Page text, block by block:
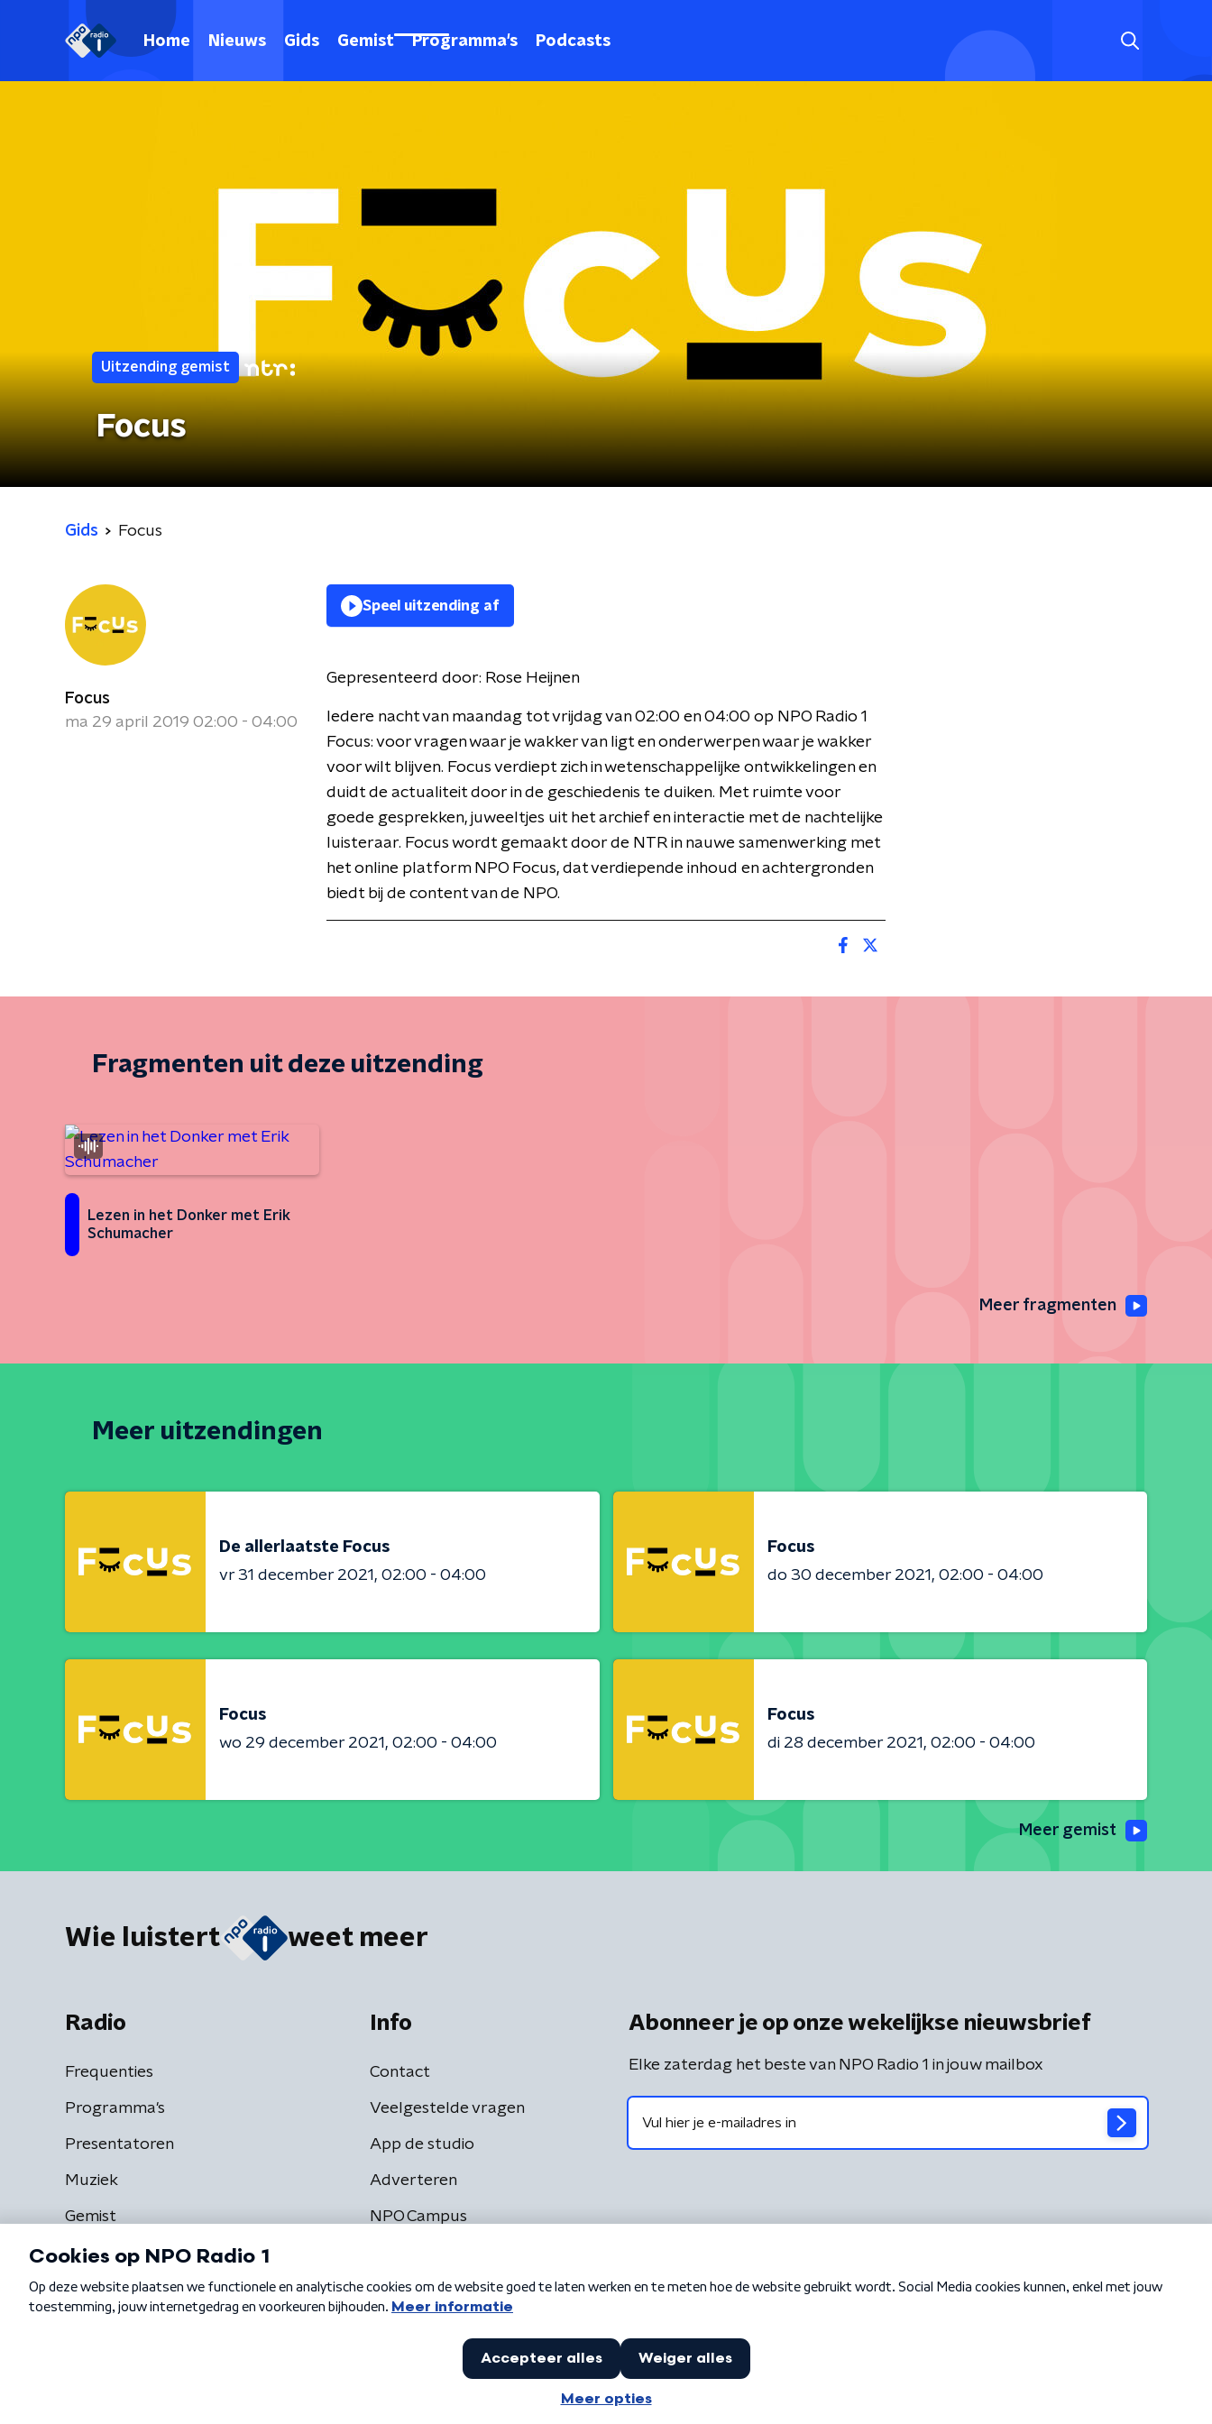
Home Nieuws Gids Gemist Programma's Podcasts
Uitzending gemist
Focus
Gids Focus
Focus
ma 29 april 2019 02:00 - 04:00
Speel uitzending af
Gepresenteerd door: Rose Heijnen
Iedere nacht van maandag tot vrijdag van 02:00 en 04:00 op NPO Radio 1
Focus: voor vragen waar je wakker van ligt en onderwerpen waar je wakker
voor wilt blijven. Focus verdiept zich in wetenschappelijke ontwikkelingen en
duidt de actualiteit door in de geschiedenis te duiken. Met ruimte voor
goede gesprekken, juweeltjes uit het archief en interactie met de nachtelijke
luisteraar. Focus wordt gemaakt door de NTR in nauwe samenwerking met
het online platform NPO Focus, dat verdiepende inhoud en achtergronden
biedt bij de content van de NPO.
Fragmenten uit deze uitzending
Lezen in het Donker met Erik
Schumacher
Meer fragmenten
Meer uitzendingen
De allerlaatste Focus
vr 31 december 2021
02:00 - 04:00
Focus
do 30 december 2021
02:00 - 04:00
Focus
wo 29 december 2021
02:00 - 04:00
Focus
di 28 december 2021
02:00 - 04:00
Meer gemist
Wie luistert weet meer
Radio
Frequenties
Programma's
Presentatoren
Muziek
Gemist
Info
Contact
Veelgestelde vragen
App de studio
Adverteren
NPO Campus
Abonneer je op onze wekelijkse nieuwsbrief
Elke zaterdag het beste van NPO Radio 1 in jouw mailbox
Algemene voorwaarden Privacybeleid